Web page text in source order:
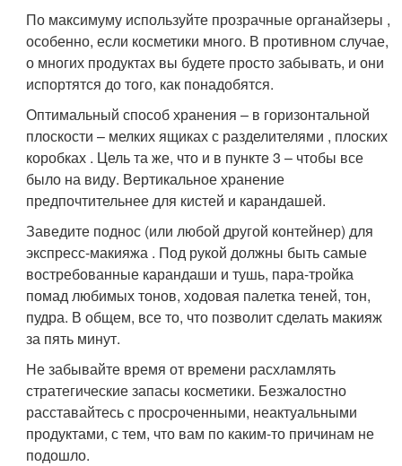
По максимуму используйте прозрачные органайзеры ,
особенно, если косметики много. В противном случае,
о многих продуктах вы будете просто забывать, и они
испортятся до того, как понадобятся.
Оптимальный способ хранения – в горизонтальной
плоскости – мелких ящиках с разделителями , плоских
коробках . Цель та же, что и в пункте 3 – чтобы все
было на виду. Вертикальное хранение
предпочтительнее для кистей и карандашей.
Заведите поднос (или любой другой контейнер) для
экспресс-макияжа . Под рукой должны быть самые
востребованные карандаши и тушь, пара-тройка
помад любимых тонов, ходовая палетка теней, тон,
пудра. В общем, все то, что позволит сделать макияж
за пять минут.
Не забывайте время от времени расхламлять
стратегические запасы косметики. Безжалостно
расставайтесь с просроченными, неактуальными
продуктами, с тем, что вам по каким-то причинам не
подошло.